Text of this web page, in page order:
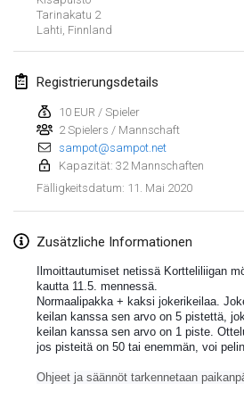
Liste
Tarinakatu 2
Lahti Finnland
Registrierungsdetails
10 EUR / Spieler
2 Spielers / Mannschaft
sampot@sampot.net
Kapazität: 32 Mannschaften
Fälligkeitsdatum: 11. Mai 2020
Zusätzliche Informationen
Ilmoittautumiset netissä Kortteliliigan
kautta 11.5. mennessä.
Normaalipakka + kaksi jokerikeilaa.
keilan kanssa sen arvo on 5 pistettä,
keilan kanssa sen arvo on 1 piste.
jos pisteitä on 50 tai enemmän, voi
Ohjeet ja säännöt tarkennetaan
Tournoi de Mölkky - Lesfous
25. Jan. 2020|Frankreich
1. Feb. 2020|Belgien
Möl'Krêpes
1. Feb. 2020|Frankreich
Liekki Cup